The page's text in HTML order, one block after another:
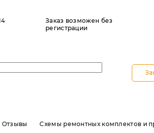
Заказ возможен без
регистрации
Отзывы Схемы ремонтных комплектов и